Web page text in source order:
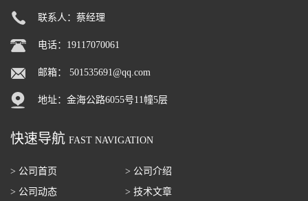
联系人：蔡经理
电话：19117070061
邮箱： 501535691@qq.com
地址：金海公路6055号11幢5层
快速导航 FAST NAVIGATION
> 公司首页
> 公司介绍
> 公司动态
> 技术文章